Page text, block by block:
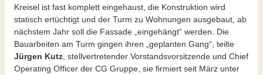
Kreisel ist fast komplett eingehaust, die Konstruktion wird
statisch ertüchtigt und der Turm zu Wohnungen ausgebaut, ab
nächstem Jahr soll die Fassade „eingehängt“ werden. Die
Bauarbeiten am Turm gingen ihren „geplanten Gang“, teilte
Jürgen Kutz, stellvertretender Vorstandsvorsitzende und Chief
Operating Officer der CG Gruppe, sie firmiert seit März unter